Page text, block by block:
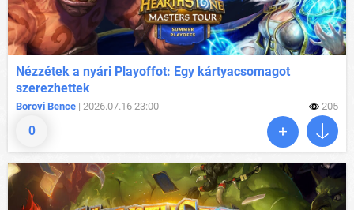
0
Nézzétek a nyári Playoffot: Egy kártyacsomagot
szerezhettek
Borovi Bence | 2026.07.16 23:00 205